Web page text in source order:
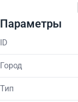
Параметры
ID
Город
Тип